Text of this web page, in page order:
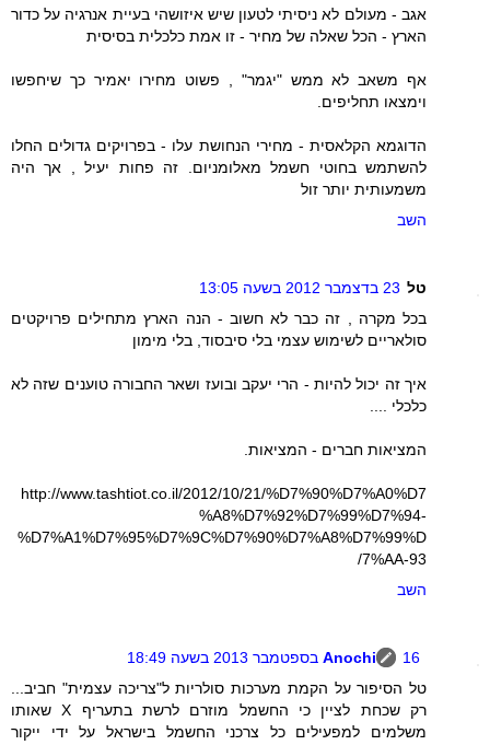
אגב - מעולם לא ניסיתי לטעון שיש איזושהי בעיית אנרגיה על כדור
הארץ - הכל שאלה של מחיר - זו אמת כלכלית בסיסית
אף משאב לא ממש "יגמר" , פשוט מחירו יאמיר כך שיחפשו
וימצאו תחליפים.
הדוגמא הקלאסית - מחירי הנחושת עלו - בפרויקים גדולים החלו
להשתמש בחוטי חשמל מאלומניום. זה פחות יעיל , אך היה
משמעותית יותר זול
השב
טל 23 בדצמבר 2012 בשעה 13:05
בכל מקרה , זה כבר לא חשוב - הנה הארץ מתחילים פרויקטים
סולאריים לשימוש עצמי בלי סיבסוד, בלי מימון
איך זה יכול להיות - הרי יעקב ובועז ושאר החבורה טוענים שזה לא
כלכלי ....
המציאות חברים - המציאות.
http://www.tashtiot.co.il/2012/10/21/%D7%90%D7%A0%D7
%A8%D7%92%D7%99%D7%94-
%D7%A1%D7%95%D7%9C%D7%90%D7%A8%D7%99%D
7%AA-93/
השב
Anochi
16 בספטמבר 2013 בשעה 18:49
טל הסיפור על הקמת מערכות סולריות ל"צריכה עצמית" חביב...
רק שכחת לציין כי החשמל מוזרם לרשת בתעריף X שאותו
משלמים למפעילים כל צרכני החשמל בישראל על ידי ייקור